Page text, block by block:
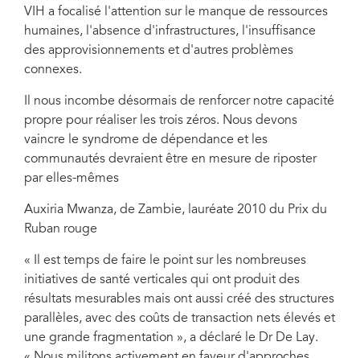
VIH a focalisé l'attention sur le manque de ressources
humaines, l'absence d'infrastructures, l'insuffisance
des approvisionnements et d'autres problèmes
connexes.
Il nous incombe désormais de renforcer notre capacité
propre pour réaliser les trois zéros. Nous devons
vaincre le syndrome de dépendance et les
communautés devraient être en mesure de riposter
par elles-mêmes
Auxiria Mwanza, de Zambie, lauréate 2010 du Prix du
Ruban rouge
« Il est temps de faire le point sur les nombreuses
initiatives de santé verticales qui ont produit des
résultats mesurables mais ont aussi créé des structures
parallèles, avec des coûts de transaction nets élevés et
une grande fragmentation », a déclaré le Dr De Lay.